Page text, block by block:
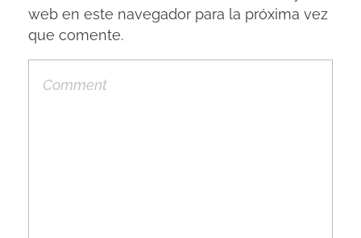
web en este navegador para la próxima vez
que comente.